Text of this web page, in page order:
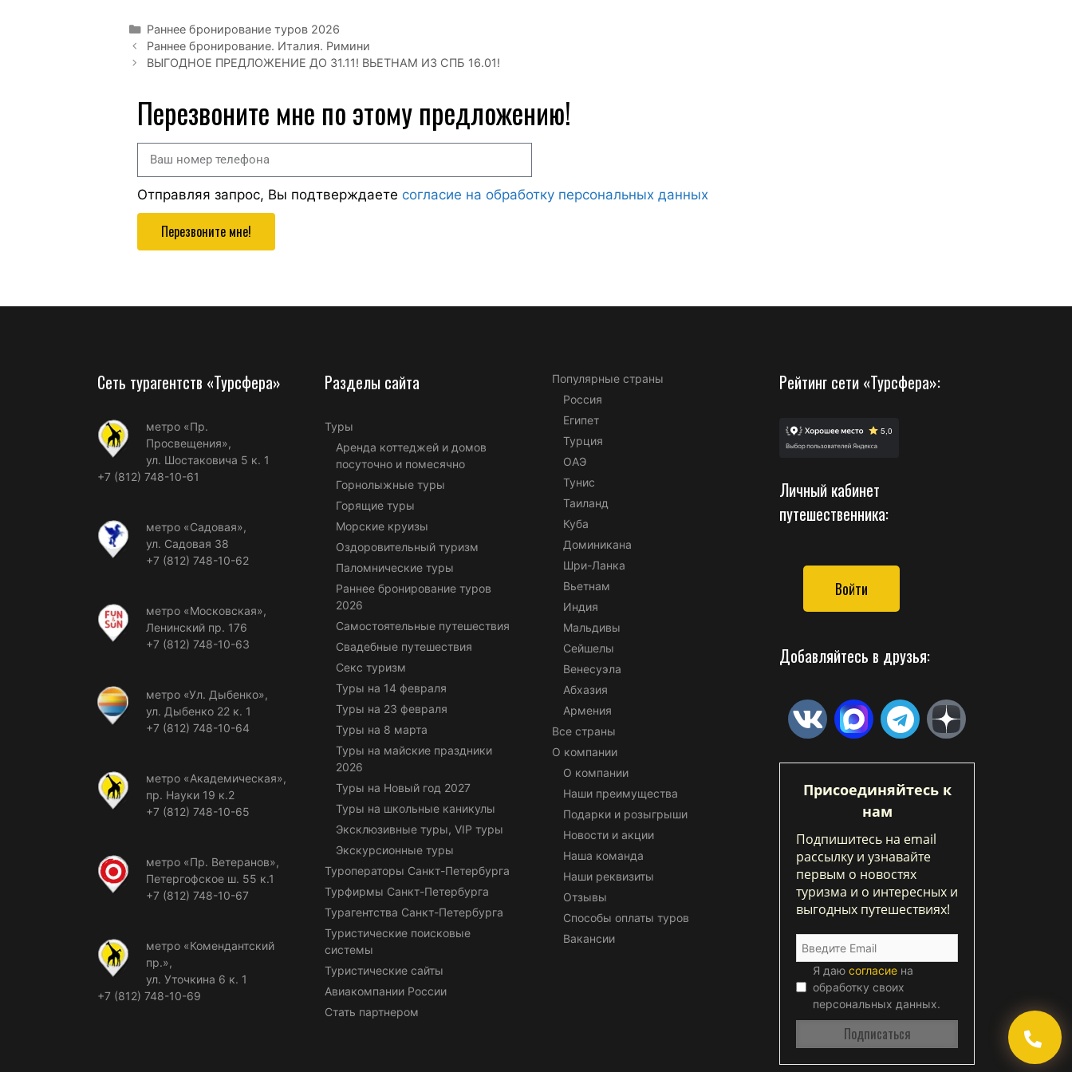
Раннее бронирование туров 2026
Раннее бронирование. Италия. Римини
ВЫГОДНОЕ ПРЕДЛОЖЕНИЕ ДО 31.11! ВЬЕТНАМ ИЗ СПБ 16.01!
Перезвоните мне по этому предложению!
Отправляя запрос, Вы подтверждаете согласие на обработку персональных данных
Перезвоните мне!
Сеть турагентств «Турсфера»
метро «Пр.
Просвещения»,
ул. Шостаковича 5 к. 1
+7 (812) 748-10-61
метро «Садовая»,
ул. Садовая 38
+7 (812) 748-10-62
метро «Московская»,
Ленинский пр. 176
+7 (812) 748-10-63
метро «Ул. Дыбенко»,
ул. Дыбенко 22 к. 1
+7 (812) 748-10-64
метро «Академическая»,
пр. Науки 19 к.2
+7 (812) 748-10-65
метро «Пр. Ветеранов»,
Петергофское ш. 55 к.1
+7 (812) 748-10-67
метро «Комендантский
пр.»,
ул. Уточкина 6 к. 1
+7 (812) 748-10-69
Разделы сайта
Туры
Аренда коттеджей и домов
посуточно и помесячно
Горнолыжные туры
Горящие туры
Морские круизы
Оздоровительный туризм
Паломнические туры
Раннее бронирование туров
2026
Самостоятельные путешествия
Свадебные путешествия
Секс туризм
Туры на 14 февраля
Туры на 23 февраля
Туры на 8 марта
Туры на майские праздники
2026
Туры на Новый год 2027
Туры на школьные каникулы
Эксклюзивные туры, VIP туры
Экскурсионные туры
Туроператоры Санкт-Петербурга
Турфирмы Санкт-Петербурга
Турагентства Санкт-Петербурга
Туристические поисковые
системы
Туристические сайты
Авиакомпании России
Стать партнером
Популярные страны
Россия
Египет
Турция
ОАЭ
Тунис
Таиланд
Куба
Доминикана
Шри-Ланка
Вьетнам
Индия
Мальдивы
Сейшелы
Венесуэла
Абхазия
Армения
Все страны
О компании
О компании
Наши преимущества
Подарки и розыгрыши
Новости и акции
Наша команда
Наши реквизиты
Отзывы
Способы оплаты туров
Вакансии
Рейтинг сети «Турсфера»:
Личный кабинет
путешественника:
Войти
Добавляйтесь в друзья:
Присоединяйтесь к
нам
Подпишитесь на email
рассылку и узнавайте
первым о новостях
туризма и о интересных и
выгодных путешествиях!
Я даю согласие на
обработку своих
персональных данных.